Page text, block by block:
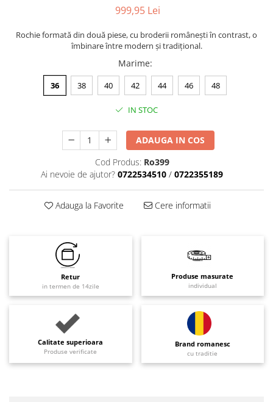
999,95 Lei
Rochie formată din două piese, cu broderii românești în contrast, o
îmbinare între modern și tradițional.
Marime:
36 38 40 42 44 46 48
IN STOC
ADAUGA IN COS
Cod Produs: Ro399
Ai nevoie de ajutor? 0722534510 / 0722355189
Adauga la Favorite Cere informatii
Retur
in termen de 14zile
Produse masurate
individual
Calitate superioara
Produse verificate
Brand romanesc
cu traditie